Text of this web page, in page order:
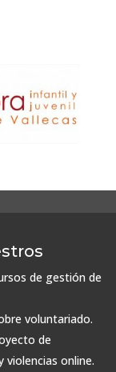
de gestión de
voluntariado.
de
violencias online.